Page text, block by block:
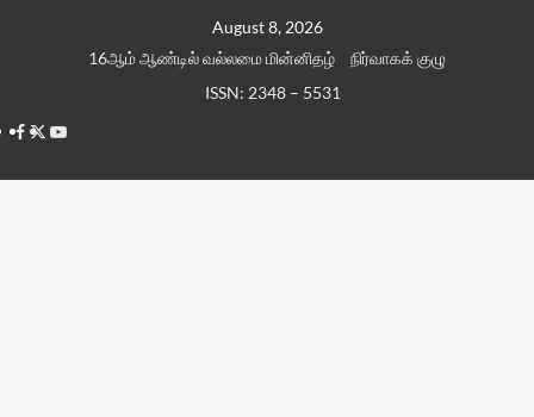
August 8, 2026
16ஆம் ஆண்டில் வல்லமை மின்னிதழ்
நிர்வாகக் குழு
ISSN: 2348 – 5531
Facebook
TwitterYoutube